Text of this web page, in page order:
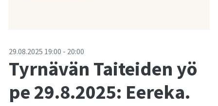
-29.08.2025 19:00 - 20:00
Tyrnävän Taiteiden yö
pe 29.8.2025: Eereka.